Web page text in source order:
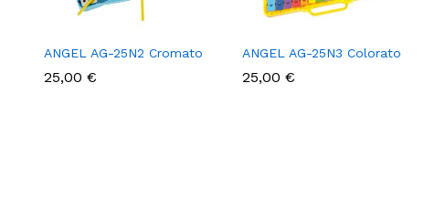
ANGEL AG-25N2 Cromato
25,00 €
25,00 €
ANGEL AG-25N3 Colorato
25,00 €
25,00 €